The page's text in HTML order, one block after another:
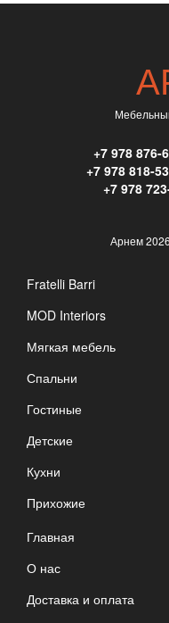
+7 978 876-
+7 978 818-
+7 978
Арнем
Fratelli Barri
MOD Interiors
Мягкая мебель
Спальни
Гостиные
Детские
Кухни
Прихожие
Главная
О нас
Доставка и оплата